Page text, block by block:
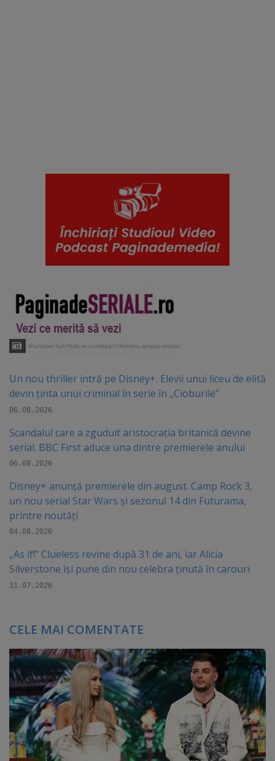
Un nou thriller intră pe Disney+. Elevii unui liceu de elită
devin ținta unui criminal în serie în „Cioburile”
06.08.2026
Scandalul care a zguduit aristocrația britanică devine
serial. BBC First aduce una dintre premierele anului
06.08.2026
Disney+ anunță premierele din august. Camp Rock 3,
un nou serial Star Wars și sezonul 14 din Futurama,
printre noutăți
04.08.2026
„As if!” Clueless revine după 31 de ani, iar Alicia
Silverstone își pune din nou celebra ținută în carouri
31.07.2026
CELE MAI COMENTATE